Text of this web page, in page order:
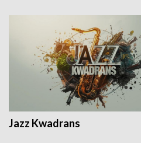
Jazz Kwadrans